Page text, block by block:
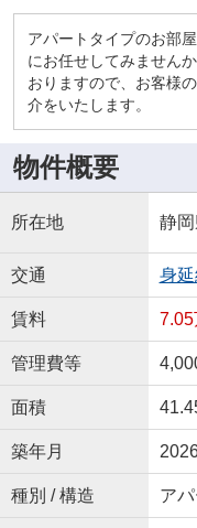
アパートタイプのお部
にお任せしてみません
おりますので、お客様
介をいたします。
物件概要
所在地 静
交通 身
賃料 7.05
管理費等
面積
築年月
種別 / 構造 ア